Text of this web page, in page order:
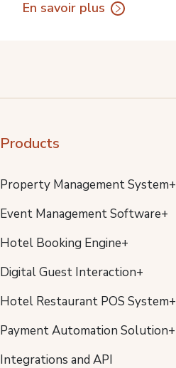
En savoir plus
Products
Property Management System+
Event Management Software+
Hotel Booking Engine+
Digital Guest Interaction+
Hotel Restaurant POS System+
Payment Automation Solution+
Integrations and API